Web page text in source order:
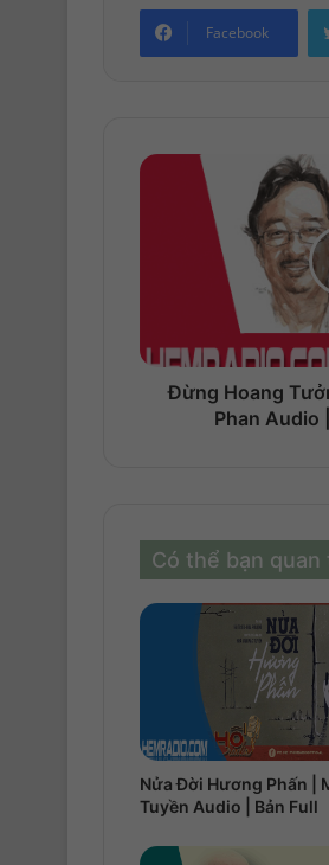
Facebook
Đừng Hoang
Phan Audio
Có thể bạn quan
Nửa Đời Hương Phấn |
Tuyền Audio | Bản Full